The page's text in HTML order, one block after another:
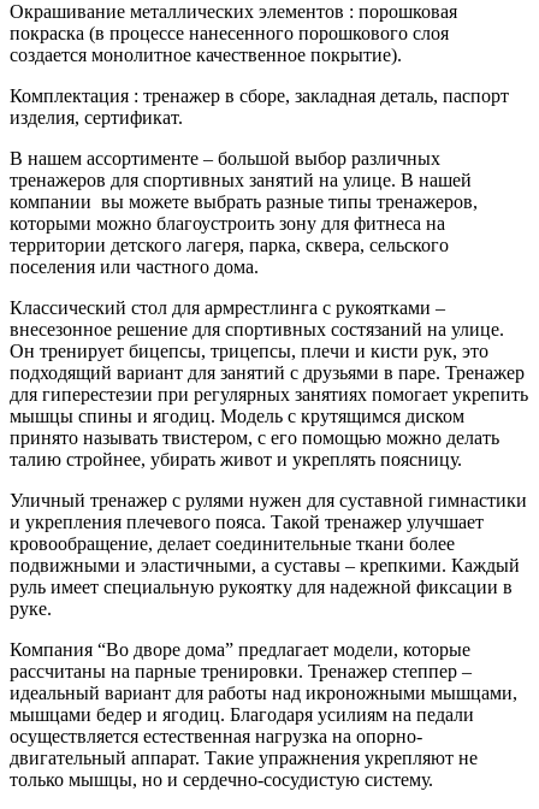
Окрашивание металлических элементов : порошковая
покраска (в процессе нанесенного порошкового слоя
создается монолитное качественное покрытие).
Комплектация : тренажер в сборе, закладная деталь, паспорт
изделия, сертификат.
В нашем ассортименте – большой выбор различных
тренажеров для спортивных занятий на улице. В нашей
компании вы можете выбрать разные типы тренажеров,
которыми можно благоустроить зону для фитнеса на
территории детского лагеря, парка, сквера, сельского
поселения или частного дома.
Классический стол для армрестлинга с рукоятками –
внесезонное решение для спортивных состязаний на улице.
Он тренирует бицепсы, трицепсы, плечи и кисти рук, это
подходящий вариант для занятий с друзьями в паре. Тренажер
для гиперестезии при регулярных занятиях помогает укрепить
мышцы спины и ягодиц. Модель с крутящимся диском
принято называть твистером, с его помощью можно делать
талию стройнее, убирать живот и укреплять поясницу.
Уличный тренажер с рулями нужен для суставной гимнастики
и укрепления плечевого пояса. Такой тренажер улучшает
кровообращение, делает соединительные ткани более
подвижными и эластичными, а суставы – крепкими. Каждый
руль имеет специальную рукоятку для надежной фиксации в
руке.
Компания “Во дворе дома” предлагает модели, которые
рассчитаны на парные тренировки. Тренажер степпер –
идеальный вариант для работы над икроножными мышцами,
мышцами бедер и ягодиц. Благодаря усилиям на педали
осуществляется естественная нагрузка на опорно-
двигательный аппарат. Такие упражнения укрепляют не
только мышцы, но и сердечно-сосудистую систему.